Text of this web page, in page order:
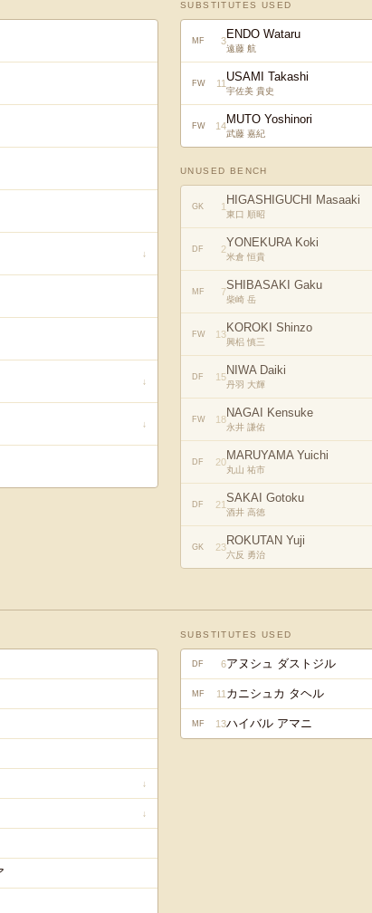
↓
↓
↓
SUBSTITUTES USED
MF 3ENDO Wataru
遠藤 航
FW 11 USAMI Takashi
宇佐美 貴史
FW 14MUTO Yoshinori
武藤 嘉紀
UNUSED BENCH
GK 1 HIGASHIGUCHI Masaaki
東口 順昭
DF 2YONEKURA Koki
米倉 恒貴
MF 7SHIBASAKI Gaku
柴崎 岳
FW 13KOROKI Shinzo
興梠 慎三
DF 15NIWA Daiki
丹羽 大輝
FW 18NAGAI Kensuke
永井 謙佑
DF 20MARUYAMA Yuichi
丸山 祐市
DF 21SAKAI Gotoku
酒井 高徳
GK 23ROKUTAN Yuji
六反 勇治
↓
↓
SUBSTITUTES USED
DF 6アヌシュ ダストジル
MF 11 カニシュカ タヘル
MF 13ハイバル アマニ